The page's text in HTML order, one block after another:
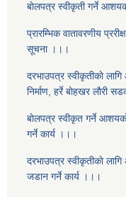
बाेलपत्र स्वीकृती गर्ने
प्रारम्भिक वातावरणीय
सूचना ।।।
दरभाउपत्र स्वीकृतीकाे
निर्माण, हर्रे बाेहखर लाैरी
बाेलपत्र स्वीकृत गर्ने
गर्ने कार्य ।।।
दरभाउपत्र स्वीकृतीकाे
जडान गर्ने कार्य ।।।